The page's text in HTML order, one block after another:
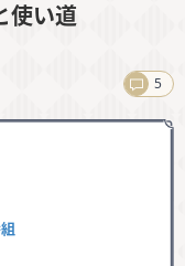
使い道
5